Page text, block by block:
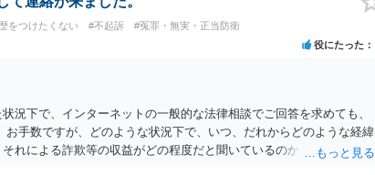
をつけたくない #不起訴 #冤罪・無実・正当防衛
役にたった
況下で、インターネットの一般的な法律相談でご回答を求めても、
手数ですが、どのような状況下で、いつ、だれからどのような経緯
れによる詐欺等の収益がどの程度だと聞いているのかということに